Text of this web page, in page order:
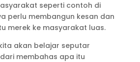
seperti contoh di
perlu membangun kesan dan
merek ke masyarakat luas.
akan belajar seputar
membahas apa itu